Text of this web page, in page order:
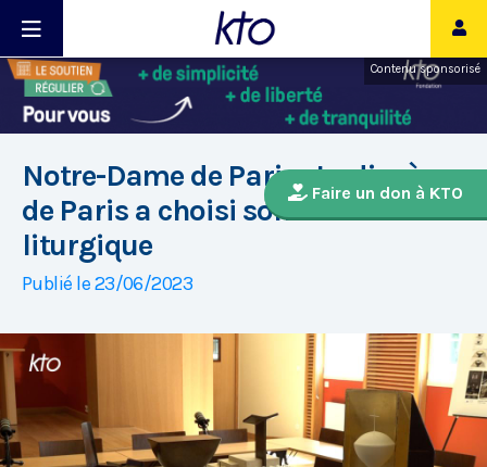
Contenu sponsorisé
Faire un don à KTO
Notre-Dame de Paris : Le diocèse
de Paris a choisi son mobilier
liturgique
Publié le 23/06/2023